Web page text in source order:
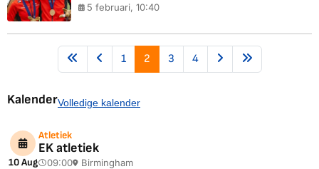
5 februari, 10:40
1 2 3 4
KalenderVolledige kalender
10 Aug
Atletiek
EK atletiek
09:00 Birmingham